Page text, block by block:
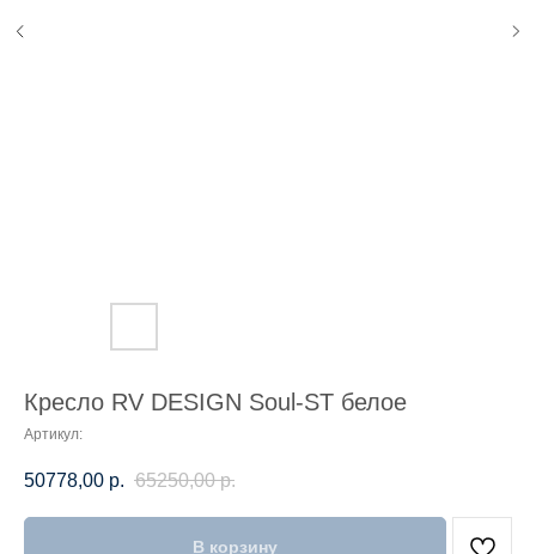
Кресло RV DESIGN Soul-ST белое
Артикул:
50778,00 р. 65250,00 р.
В корзину